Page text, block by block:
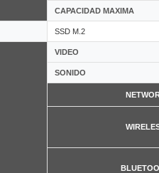
CAPACIDAD MAXIMA
SSD M.2
VIDEO
SONIDO